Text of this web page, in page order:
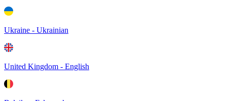
Ukraine - Ukrainian
United Kingdom - English